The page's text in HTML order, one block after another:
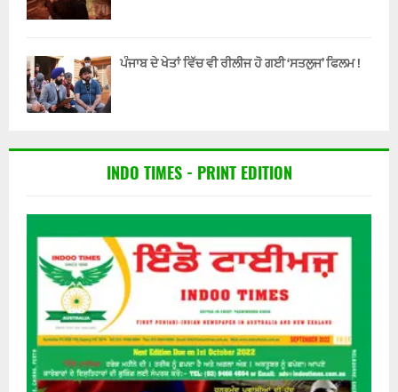
ਪੰਜਾਬ ਦੇ ਖੇਤਾਂ ਵਿੱਚ ਵੀ ਰੀਲੀਜ ਹੋ ਗਈ ‘ਸਤਲੁਜ’ ਫਿਲਮ !
INDO TIMES - PRINT EDITION